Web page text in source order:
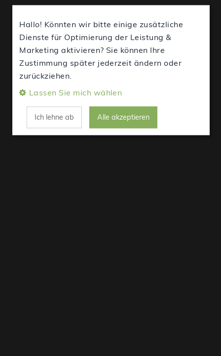
Hallo! Könnten wir bitte einige zusätzliche
Dienste für Optimierung der Leistung &
Marketing aktivieren? Sie können Ihre
Zustimmung später jederzeit ändern oder
zurückziehen.
Lassen Sie mich wählen
Ich lehne ab Alle akzeptieren